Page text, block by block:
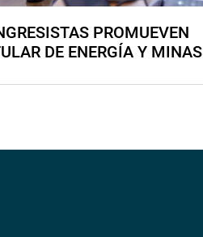
PROMUEVEN
DE ENERGÍA Y MINAS